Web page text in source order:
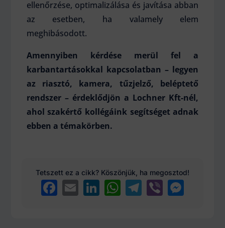
ellenőrzése, optimalizálása és javítása abban
az esetben, ha valamely elem
meghibásodott.
Amennyiben kérdése merül fel a
karbantartásokkal kapcsolatban – legyen
az riasztó, kamera, tűzjelző, beléptető
rendszer – érdeklődjön a Lochner Kft-nél,
ahol szakértő kollégáink segítséget adnak
ebben a témakörben.
Tetszett ez a cikk? Köszönjük, ha megosztod!
Facebook
Email LinkedInWhatsAppTelegramViber Messenger